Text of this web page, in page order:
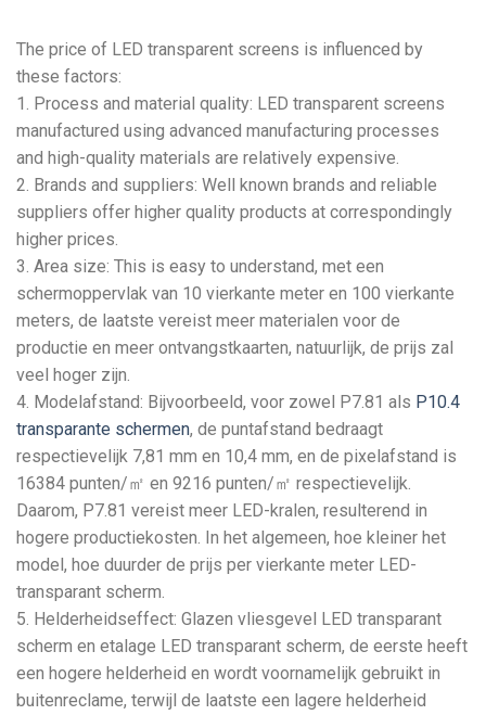
The price of LED transparent screens is influenced by
these factors:
1. Process and material quality: LED transparent screens
manufactured using advanced manufacturing processes
and high-quality materials are relatively expensive
2. Brands and suppliers: Well known brands and reliable
suppliers offer higher quality products at correspondingly
higher prices
3. Area size: This is easy to understand, met een
schermoppervlak van 10 vierkante meter en 100 vierkante
meters, de laatste vereist meer materialen voor de
productie en meer ontvangstkaarten, natuurlijk, de prijs zal
veel hoger zijn.
4. Modelafstand: Bijvoorbeeld, voor zowel P7.81 als P10.4
transparante schermen, de puntafstand bedraagt ​​
respectievelijk 7,81 mm en 10,4 mm, en de pixelafstand is
16384 punten/㎡ en 9216 punten/㎡ respectievelijk.
Daarom, P7.81 vereist meer LED-kralen, resulterend in
hogere productiekosten. In het algemeen, hoe kleiner het
model, hoe duurder de prijs per vierkante meter LED-
transparant scherm.
5. Helderheidseffect: Glazen vliesgevel LED transparant
scherm en etalage LED transparant scherm, de eerste heeft
een hogere helderheid en wordt voornamelijk gebruikt in
buitenreclame, terwijl de laatste een lagere helderheid